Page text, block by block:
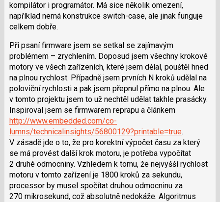
kompilátor i programátor. Má sice několik omezení,
například nemá konstrukce switch-case, ale jinak funguje
celkem dobře.
Při psaní firmware jsem se setkal se zajímavým
problémem – zrychlením. Doposud jsem všechny krokové
motory ve všech zařízeních, které jsem dělal, pouštěl hned
na plnou rychlost. Případně jsem prvních N kroků udělal na
poloviční rychlosti a pak jsem přepnul přímo na plnou. Ale
v tomto projektu jsem to už nechtěl udělat takhle prasácky.
Inspiroval jsem se firmwarem reprapu a článkem
http://www.embedded.com/co­
lumns/technicalinsights/56800129?prin­table=true.
V zásadě jde o to, že pro korektní výpočet času za který
se má provést další krok motoru, je potřeba vypočítat
2 druhé odmocniny. Vzhledem k tomu, že nejvyšší rychlost
motoru v tomto zařízení je 1800 kroků za sekundu,
processor by musel spočítat druhou odmocninu za
270 mikrosekund, což absolutně nedokáže. Algoritmus